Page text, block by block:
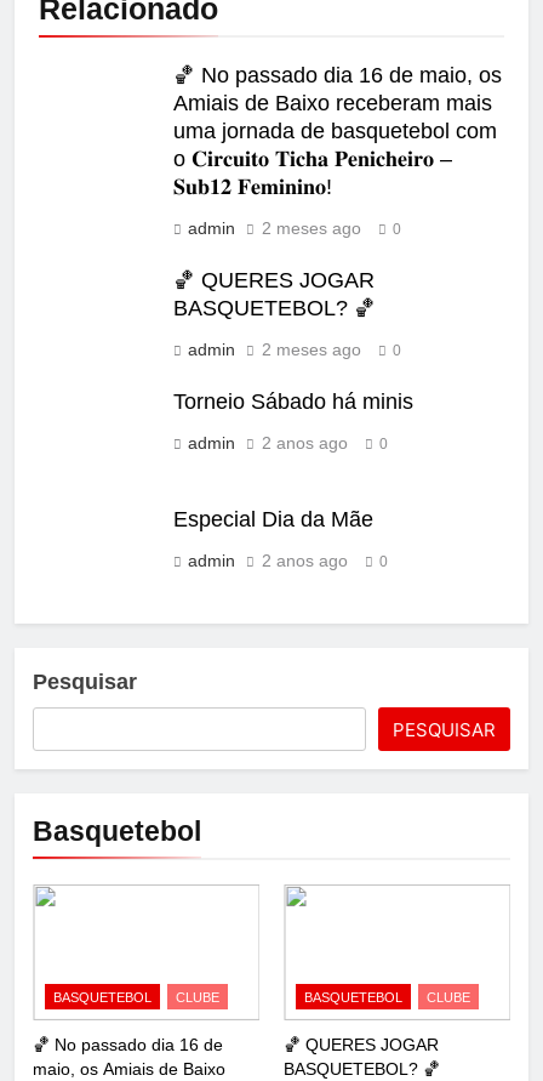
Relacionado
🏀 No passado dia 16 de maio, os
Amiais de Baixo receberam mais
uma jornada de basquetebol com
o 𝐂𝐢𝐫𝐜𝐮𝐢𝐭𝐨 𝐓𝐢𝐜𝐡𝐚 𝐏𝐞𝐧𝐢𝐜𝐡𝐞𝐢𝐫𝐨 –
𝐒𝐮𝐛𝟏𝟐 𝐅𝐞𝐦𝐢𝐧𝐢𝐧𝐨!
admin 2 meses ago 0
🏀 QUERES JOGAR
BASQUETEBOL? 🏀
admin 2 meses ago 0
Torneio Sábado há minis
admin 2 anos ago 0
Especial Dia da Mãe
admin 2 anos ago 0
Pesquisar
PESQUISAR
Basquetebol
BASQUETEBOL CLUBE
🏀 No passado dia 16 de
maio, os Amiais de Baixo
BASQUETEBOL CLUBE
🏀 QUERES JOGAR
BASQUETEBOL? 🏀